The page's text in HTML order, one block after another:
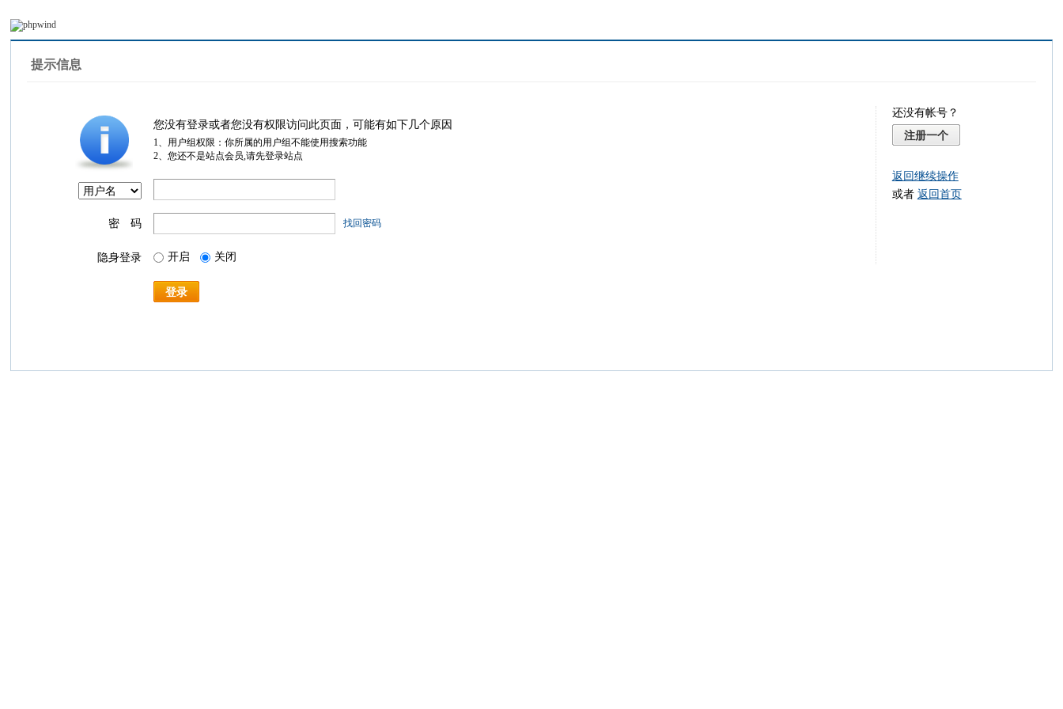
提示信息
您没有登录或者您没有权限访问此页面，可能有如下几个原因
1、用户组权限：你所属的用户组不能使用搜索功能
2、您还不是站点会员,请先登录站点
密 码 找回密码
隐身登录 开启 关闭
登录
还没有帐号？
注册一个
返回继续操作
或者 返回首页